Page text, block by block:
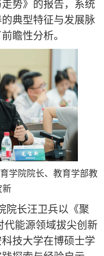
势》的报告，系统
典型特征与发展脉
瞻性分析。
学院院长、教育学部教
新
院长汪卫兵以《聚
代能源领域拔尖创新
技大学在博硕士学